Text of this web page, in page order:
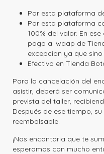
Por esta plataforma
Por esta plataforma
100% del valor. En
pago al waap de
excepcion ya que
Efectivo en Tienda
Para la cancelación del
asistir, deberá ser
prevista del taller,
Después de ese tiempo,
reembolsable.
¡Nos encantaria que te
esperamos con mucho